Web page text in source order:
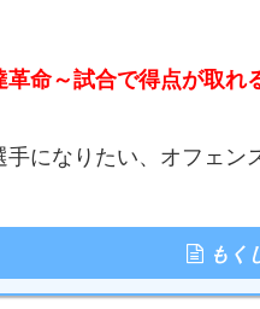
命～試合で得点が取
になりたい、オフェン
もく